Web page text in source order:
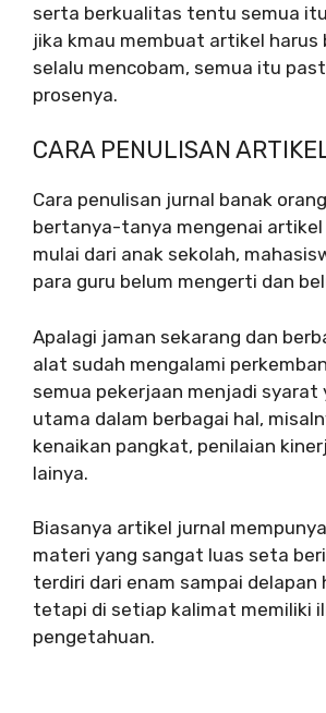
serta berkualitas tentu semua
jika kmau membuat artikel harus
selalu mencobam, semua itu
prosenya.
CARA PENULISAN
Cara penulisan jurnal banak
bertanya-tanya mengenai
mulai dari anak sekolah,
para guru belum mengerti dan
Apalagi jaman sekarang dan
alat sudah mengalami
semua pekerjaan menjadi syarat
utama dalam berbagai hal,
kenaikan pangkat, penilaian
lainya.
Biasanya artikel jurnal
materi yang sangat luas seta
terdiri dari enam sampai delapan
tetapi di setiap kalimat memiliki
pengetahuan.